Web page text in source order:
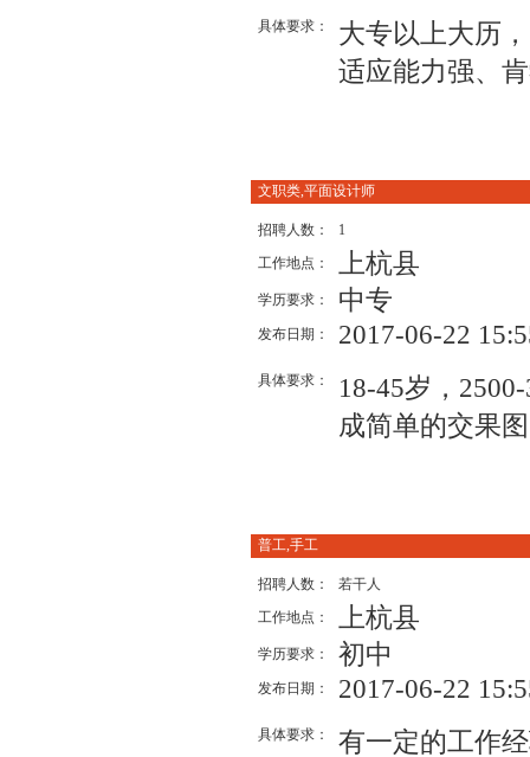
具体要求：
大专以上大历
适应能力强、
文职类,平面设计师
招聘人数：
1
工作地点：
上杭县
学历要求： 中专
发布日期： 2017-06-22
具体要求：
18-45岁，
成简单的交果
普工,手工
招聘人数：
若干人
工作地点：
上杭县
学历要求： 初中
发布日期： 2017-06-22
具体要求： 有一定的工作